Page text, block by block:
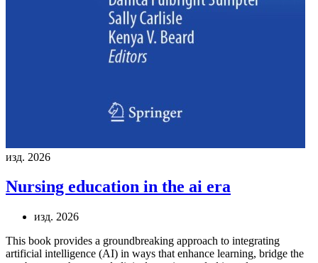
изд. 2026
Nursing education in the ai era
изд. 2026
This book provides a groundbreaking approach to integrating
artificial intelligence (AI) in ways that enhance learning, bridge the